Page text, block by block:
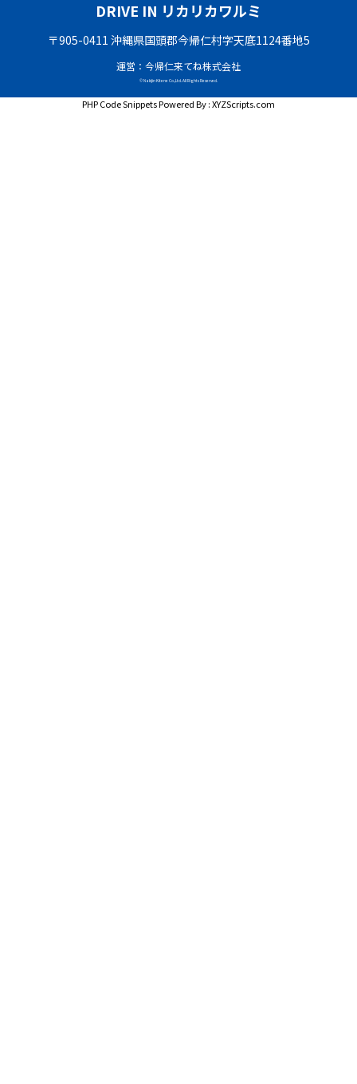
DRIVE IN リカリカワルミ
〒905-0411 沖縄県国頭郡今帰仁村字天底1124番地5
運営：今帰仁来てね株式会社
© Nakijin Kitene Co.,Ltd. All Rights Reserved.
PHP Code SnippetsPowered By :XYZScripts.com